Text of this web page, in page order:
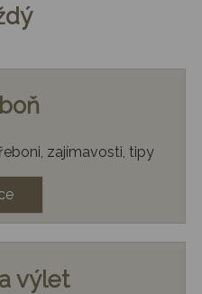
zajímavosti, tipy
výlet